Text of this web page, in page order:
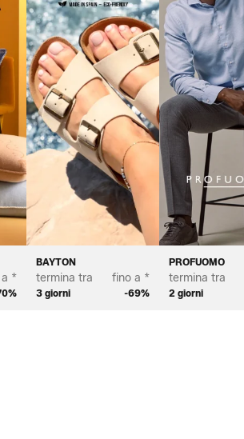
*
BAYTON
termina tra
3 giorni
fino a *
-69%
PROFUOMO
termina tra
2 giorni